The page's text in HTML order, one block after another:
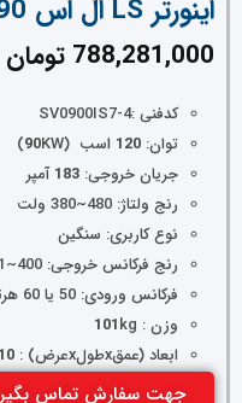
اینورتر LS ال اس 90 کیلووات IS7 سه فاز
788,281,000 تومان
کدفنی :SV0900IS7-4
توان: 120 ا سب ( 90KW)
جریان خروجی: 183 آمپر
رنج ولتاژ: 480~380 ولت
نوع کاربری: سنگین
رنج فرکانس خروجی: 400~0.01 هرتز
فرکانس ورودی: 50 یا 60 هرتز
وزن :
101kg
ابعاد (عمقxطولxعرض) :
جهت سفارش تماس بگیرید: